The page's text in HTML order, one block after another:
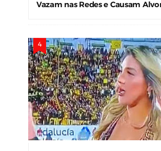
Vazam nas Redes e Causam